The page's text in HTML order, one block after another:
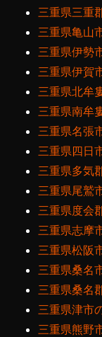
三重県三重
三重県亀山
三重県伊勢
三重県伊賀
三重県北牟
三重県南牟
三重県名張
三重県四日
三重県多気
三重県尾鷲
三重県度会
三重県志摩
三重県松阪
三重県桑名
三重県桑名
三重県津市
三重県熊野